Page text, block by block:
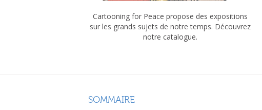
Cartooning for Peace propose des expositions
sur les grands sujets de notre temps. Découvrez
notre catalogue.
SOMMAIRE